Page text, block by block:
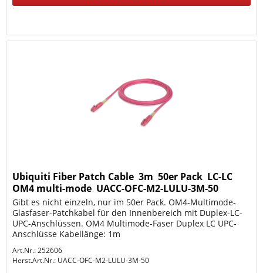
Ubiquiti Fiber Patch Cable  3m  50er Pack  LC-LC 
OM4 multi-mode  UACC-OFC-M2-LULU-3M-50
Gibt es nicht einzeln, nur im 50er Pack. OM4-Multimode-
Glasfaser-Patchkabel für den Innenbereich mit Duplex-LC-
UPC-Anschlüssen. OM4 Multimode-Faser Duplex LC UPC-
Anschlüsse Kabellänge: 1m
Art.Nr.: 252606
Herst.Art.Nr.: UACC-OFC-M2-LULU-3M-50